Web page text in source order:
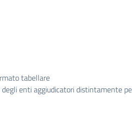
tabellare
enti aggiudicatori distintamente